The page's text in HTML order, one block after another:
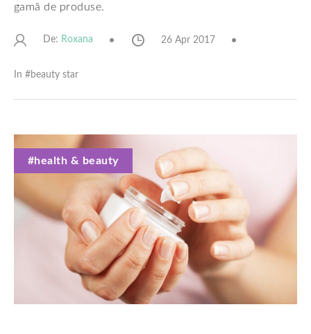
gamă de produse.
De: Roxana 26 Apr 2017
In #beauty star
#health & beauty